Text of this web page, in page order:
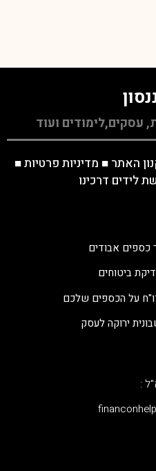
עסקים,לימודים ועוד
האתר ■ מדיניות פרטיות■
לידים דרכינו
כספים אבודים
ביטוחים
על הכספים שלכם
ירוקה לעסק
: